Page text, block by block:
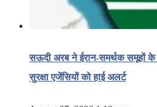
सऊदी अरब ने ईरान-समर्थक समूहों
सुरक्षा एजेंसियों को हाई अलर्ट